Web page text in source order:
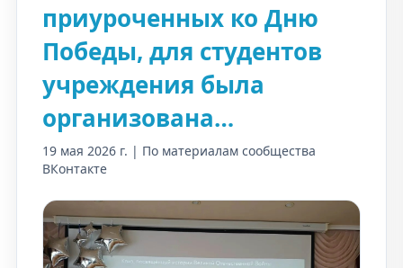
приуроченных ко Дню
Победы, для студентов
учреждения была
организована…
19 мая 2026 г. | По материалам сообщества
ВКонтакте